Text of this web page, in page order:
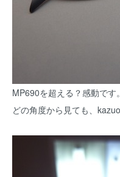
MP690を超える？感動です。
どの角度から見ても、